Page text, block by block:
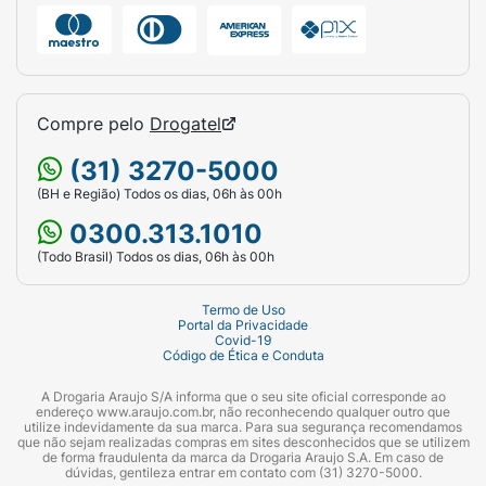
antioxidante.
Protege contra radiação IR, azul e visível,
preserva o colágeno e previne sinais do
envelhecimento.
Quercetina:
Antioxidante que protege contra os radicais livres
e danos causados pela radiação UV.
Alcano C13-15, Cera De Farelo De Arroz, Cera Da
Caprilato/Caprato, Benzoato De Alquila C12-15,
Adipato De Dibutila, Amido De Milho,
Avobenzona, Isododecano, Carbonato De
Compre pelo Drogatel
(31) 3270-5000
(BH e Região) Todos os dias, 06h às 00h
0300.313.1010
(Todo Brasil) Todos os dias, 06h às 00h
Termo de Uso
Portal da Privacidade
Covid-19
Código de Ética e Conduta
A Drogaria Araujo S/A informa que o seu site oficial corresponde ao
endereço www.araujo.com.br, não reconhecendo qualquer outro que
utilize indevidamente da sua marca. Para sua segurança recomendamos
que não sejam realizadas compras em sites desconhecidos que se utilizem
de forma fraudulenta da marca da Drogaria Araujo S.A. Em caso de
dúvidas, gentileza entrar em contato com (31) 3270-5000.